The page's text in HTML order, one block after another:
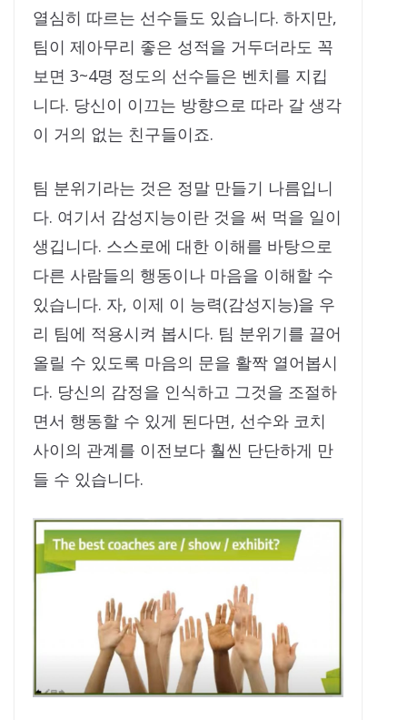
열심히 따르는 선수들도 있습니다. 하지만,
팀이 제아무리 좋은 성적을 거두더라도 꼭
보면 3~4명 정도의 선수들은 벤치를 지킵
니다. 당신이 이끄는 방향으로 따라 갈 생각
이 거의 없는 친구들이죠.
팀 분위기라는 것은 정말 만들기 나름입니
다. 여기서 감성지능이란 것을 써 먹을 일이
생깁니다. 스스로에 대한 이해를 바탕으로
다른 사람들의 행동이나 마음을 이해할 수
있습니다. 자, 이제 이 능력(감성지능)을 우
리 팀에 적용시켜 봅시다. 팀 분위기를 끌어
올릴 수 있도록 마음의 문을 활짝 열어봅시
다. 당신의 감정을 인식하고 그것을 조절하
면서 행동할 수 있게 된다면, 선수와 코치
사이의 관계를 이전보다 훨씬 단단하게 만
들 수 있습니다.